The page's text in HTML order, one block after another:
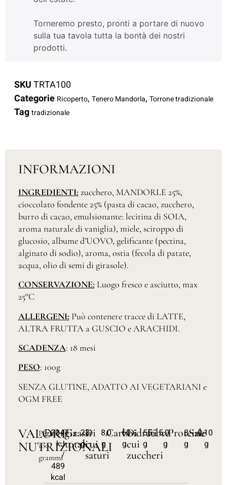
Torneremo presto, pronti a portare di nuovo
sulla tua tavola tutta la bontà dei nostri
prodotti.
SKUTRTA100
Categorie Ricoperto, Tenero Mandorla, Torrone tradizionale
Tag tradizionale
INFORMAZIONI
INGREDIENTI: zucchero, MANDORLE 25%,
cioccolato fondente 25% (pasta di cacao, zucchero,
burro di cacao, emulsionante: lecitina di SOIA,
aroma naturale di vaniglia), miele, sciroppo di
glucosio, albume d’UOVO, gelificante (pectina,
alginato di sodio), aroma, ostia (fecola di patate,
acqua, olio di semi di girasole).
CONSERVAZIONE: Luogo fresco e asciutto, max
25°C
ALLERGENI: Può contenere tracce di LATTE,
ALTRA FRUTTA a GUSCIO e ARACHIDI.
SCADENZA: 18 mesi
PESO: 100g
SENZA GLUTINE, ADATTO AI VEGETARIANI e
OGM FREE
VALORI
NUTRIZIONALI
Per
100
grammi
Energia
2047
kJ
/
489
kcal
Grassi
totali
23
g
Di
cui
saturi
8,0
g
Carboidrati
60
g
Di
cui
zuccheri
55
g
Fibre
5,0
g
Proteine
8
g
Sale
0,10
g